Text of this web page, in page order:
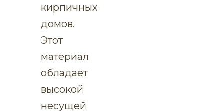
кирпичных
домов.
Этот
материал
обладает
высокой
несущей